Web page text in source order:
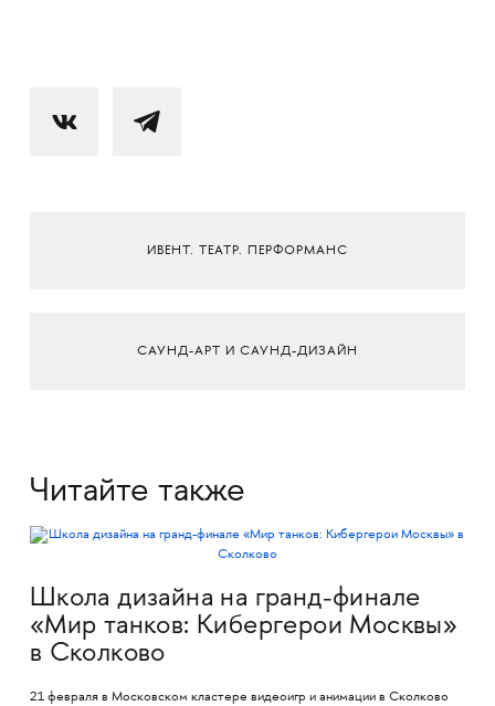
ИВЕНТ. ТЕАТР. ПЕРФОРМАНС
САУНД-АРТ И САУНД-ДИЗАЙН
Читайте также
Школа дизайна на гранд-финале
«Мир танков: Кибергерои Москвы»
в Сколково
21 февраля в Московском кластере видеоигр и анимации в Сколково